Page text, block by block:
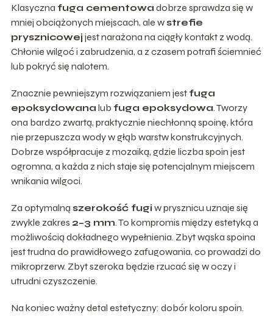
Klasyczna fuga cementowa dobrze sprawdza się w
mniej obciążonych miejscach, ale wstrefie
prysznicowej jest narażona na ciągły kontakt z wodą.
Chłonie wilgoć i zabrudzenia, a z czasem potrafi ściemnieć
lub pokryć się nalotem.
Znacznie pewniejszym rozwiązaniem jest fuga
epoksydowana lub fuga epoksydowa. Tworzy
ona bardzo zwartą, praktycznie niechłonną spoinę, która
nie przepuszcza wody w głąb warstw konstrukcyjnych.
Dobrze współpracuje z mozaiką, gdzie liczba spoin jest
ogromna, a każda z nich staje się potencjalnym miejscem
wnikania wilgoci.
Za optymalną szerokość fugi w prysznicu uznaje się
zwykle zakres 2–3 mm. To kompromis między estetyką a
możliwością dokładnego wypełnienia. Zbyt wąska spoina
jest trudna do prawidłowego zafugowania, co prowadzi do
mikroprzerw. Zbyt szeroka będzie rzucać się w oczy i
utrudni czyszczenie.
Na koniec ważny detal estetyczny: dobór koloru spoin.